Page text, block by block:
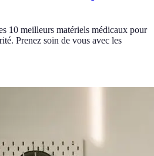
10 meilleurs matériels médicaux pour
Prenez soin de vous avec les